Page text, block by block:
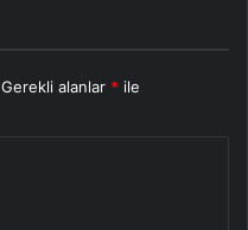
Gerekli alanlar * ile